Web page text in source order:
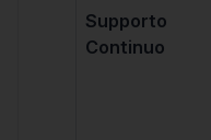
Supporto
Continuo